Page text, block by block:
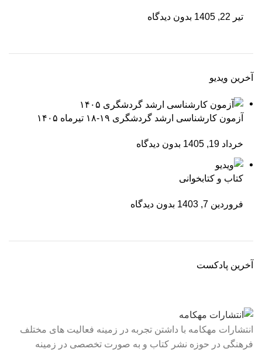
تیر 22, 1405 بدون دیدگاه
آخرین ویدیو
آزمون کارشناسی ارشد گردشگری ۱۹-۱۸ تیرماه ۱۴۰۵
خرداد 19, 1405 بدون دیدگاه
کتاب و کتابخوانی
فروردین 7, 1403 بدون دیدگاه
آخرین پادکست
انتشارات مهکامه با داشتن تجربه در زمینه فعالیت های مختلف
فرهنگی در حوزه نشر کتاب و به صورت تخصصی در زمینه